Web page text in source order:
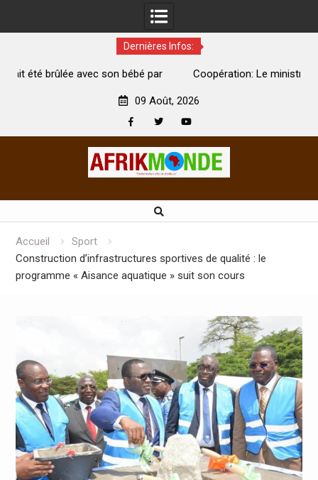
Dernières Infos:
Coopération: Le ministre Indien Kirti Vardhan Singh à
09 Août, 2026
Accueil
Sport
Construction d’infrastructures sportives de qualité : le
programme « Aisance aquatique » suit son cours